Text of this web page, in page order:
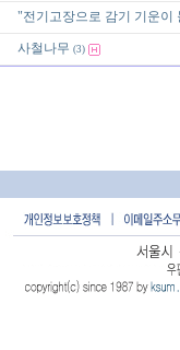
"전기고장으로 감기 기운이
사철나무 (3)